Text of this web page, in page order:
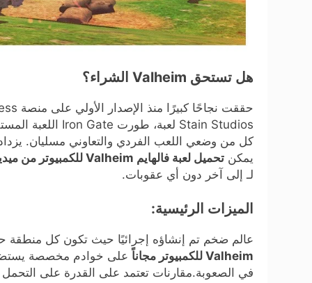
هل تستحق Valheim الشراء؟
كل من وضعي اللعب الفردي والتعاوني مسليان.
يمكن تحميل لعبة فالهايم Valheim للكمبيوتر من ميديا فاير مجاناً
لـ إلى آخر دون أي عقوبات.
الميزات الرئيسية:
عالم ضخم تم إنشاؤه إجرائيًا حيث تكون كل منطقة
Valheim للكمبيوتر مجاناً
على خوادم مخصصة
في الصعوبة.مقارنات تعتمد على القدرة على